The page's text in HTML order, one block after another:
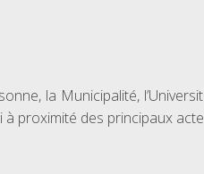
la Municipalité,
proximité des principaux